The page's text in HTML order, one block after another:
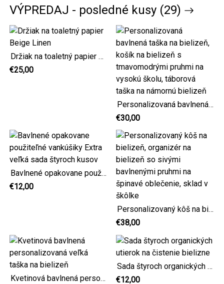
VÝPREDAJ - posledné kusy (29)
Držiak na toaletný papier Beige Linen
€25,00
Personalizovaná bavlnená taška na bielizeň, košík na bielizeň s tmavomodrými pruhmi na vysokú školu, táborová taška na námornú bielizeň
€30,00
Bavlnené opakovane použiteľné vankúšiky Extra veľká sada štyroch kusov
€12,00
Personalizovaný kôš na bielizeň, organizér na bielizeň so sivými bavlnenými pruhmi na špinavé oblečenie, sklad v škôlke
€38,00
Kvetinová bavlnená personalizovaná veľká taška na bielizeň
Sada štyroch organických utierok na čistenie bielizne
€12,00